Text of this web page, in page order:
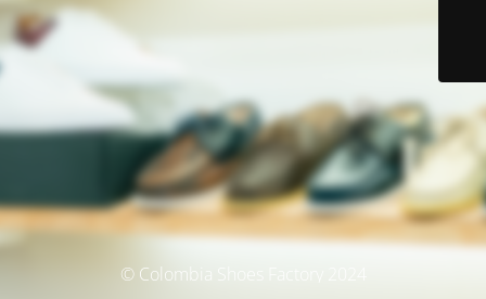
© Colombia Shoes Factory 2024